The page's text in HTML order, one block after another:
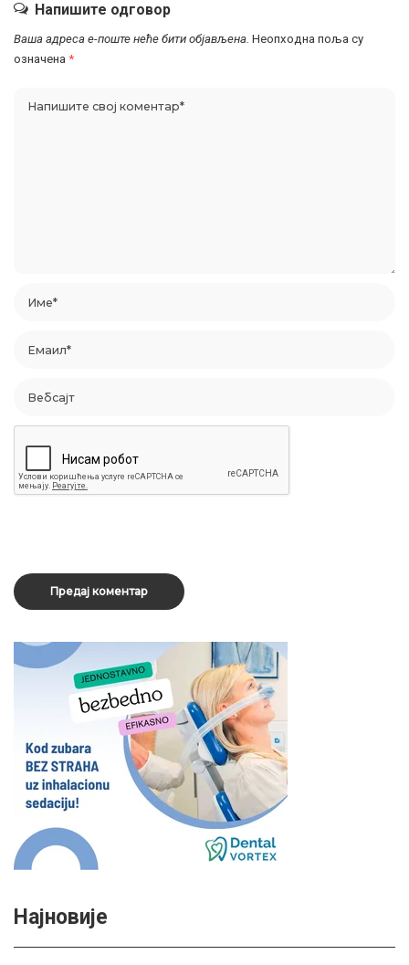
Напишите одговор
Ваша адреса е-поште неће бити објављена. Неопходна поља су
означена *
Најновије